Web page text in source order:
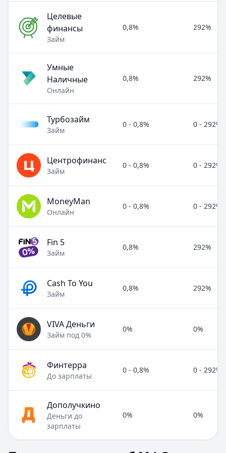
Целевые
финансы
Займ
0,8% 292%
Умные
Наличные
Онлайн
0,8% 292%
Турбозайм
Займ
0 - 0,8% 0 - 292%
Центрофинанс
Займ
0 - 0,8% 0 - 292%
MoneyMan
Онлайн
0 - 0,8% 0 - 292%
Fin 5
Займ
0,8% 292%
Cash To You
Займ
0,8% 292%
VIVA Деньги
Займ под 0%
0% 0%
Финтерра
До зарплаты
0 - 0,8% 0 - 292%
Дополучкино
Деньги до
зарплаты
0% 0%